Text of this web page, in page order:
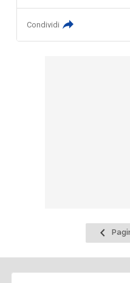
Condividi
Pagina